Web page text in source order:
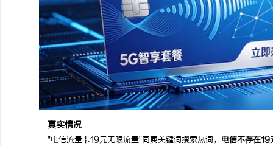
真实情况
"电信流量卡19元无限流量"同属关键词搜索热词， 电信不存在19